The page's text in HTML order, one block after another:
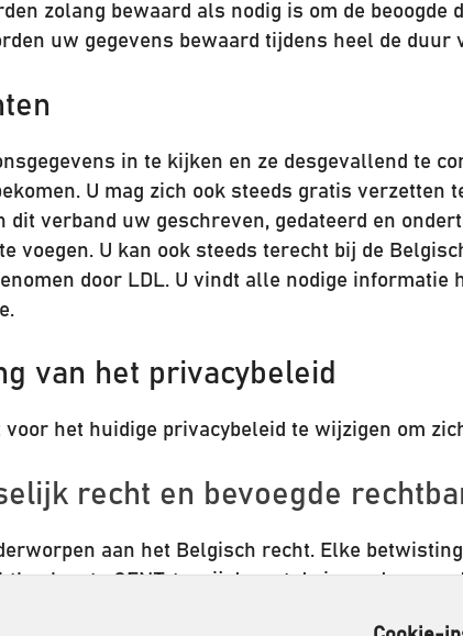
zolang bewaard als nodig is om de
uw gegevens bewaard tijdens heel de
in te kijken en ze desgevallend te
U mag zich ook steeds gratis
dit verband uw geschreven, gedateerd en
voegen. U kan ook steeds terecht bij de
door LDL. U vindt alle nodige
van het privacybeleid
voor het huidige privacybeleid te wijzigen om
recht en bevoegde
aan het Belgisch recht. Elke
te GENT, tenzij de wet dwingend een